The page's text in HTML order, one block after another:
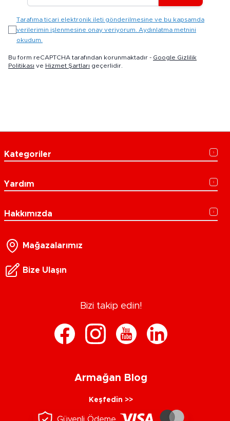
Tarafıma ticari elektronik ileti gönderilmesine ve bu kapsamda
verilerimin işlenmesine onay veriyorum. Aydınlatma metnini
okudum.
Bu form reCAPTCHA tarafından korunmaktadır - Google Gizlilik
Politikası ve Hizmet Şartları geçerlidir.
Kategoriler
Yardım
Hakkımızda
Mağazalarımız
Bize Ulaşın
Bizi takip edin!
Armağan Blog
Keşfedin >>